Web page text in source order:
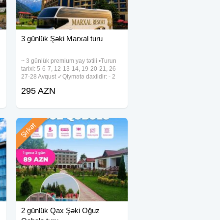
3 günlük Şəki Marxal turu
~ 3 günlük premium yay tətili •Turun
tarixi: 5-6-7, 12-13-14, 19-20-21, 26-
27-28 Avqust ✓Qiymətə daxildir: - 2
gecələmə - 3 dəfə səhər yeməyi - Vip
295 AZN
2 günlük Qax Şəki Oğuz
Şirkət